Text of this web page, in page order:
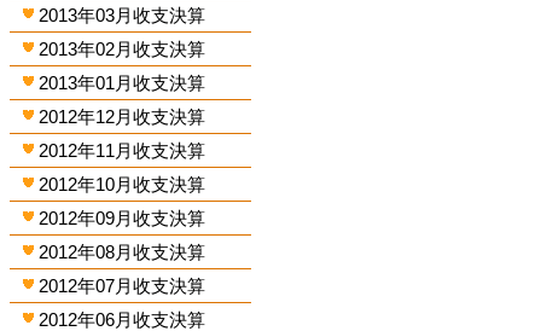
2013年03月收支決算
2013年02月收支決算
2013年01月收支決算
2012年12月收支決算
2012年11月收支決算
2012年10月收支決算
2012年09月收支決算
2012年08月收支決算
2012年07月收支決算
2012年06月收支決算